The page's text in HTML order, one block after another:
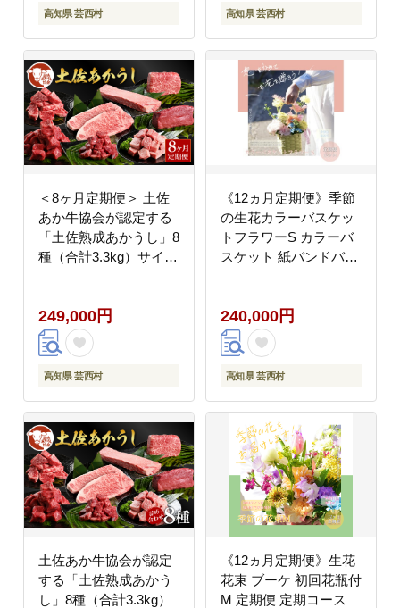
高知県 芸西村 高知県 芸西村
＜8ヶ月定期便＞ 土佐
あか牛協会が認定する
「土佐熟成あかうし」8
種（合計3.3kg）サイコ
ン ブロック肉 特選 赤
身 牛 牛肉 和牛 国産 天
下味 エイジング工法 熟
成肉
249,000円
高知県 芸西村
《12ヵ月定期便》季節
の生花カラーバスケッ
トフラワーS カラーバ
スケット 紙バンドバス
ースター トルコギキョ
ウ お取り寄せ 生花 プ
レゼント 贈り物
240,000円
高知県 芸西村
土佐あか牛協会が認定
する「土佐熟成あかう
し」8種（合計3.3kg）
《12ヵ月定期便》生花
花束 ブーケ 初回花瓶付
M 定期便 定期コース